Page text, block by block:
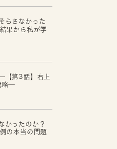
らさなかった
果から私が学
【第3話】右上
略─
かったのか？
の本当の問題